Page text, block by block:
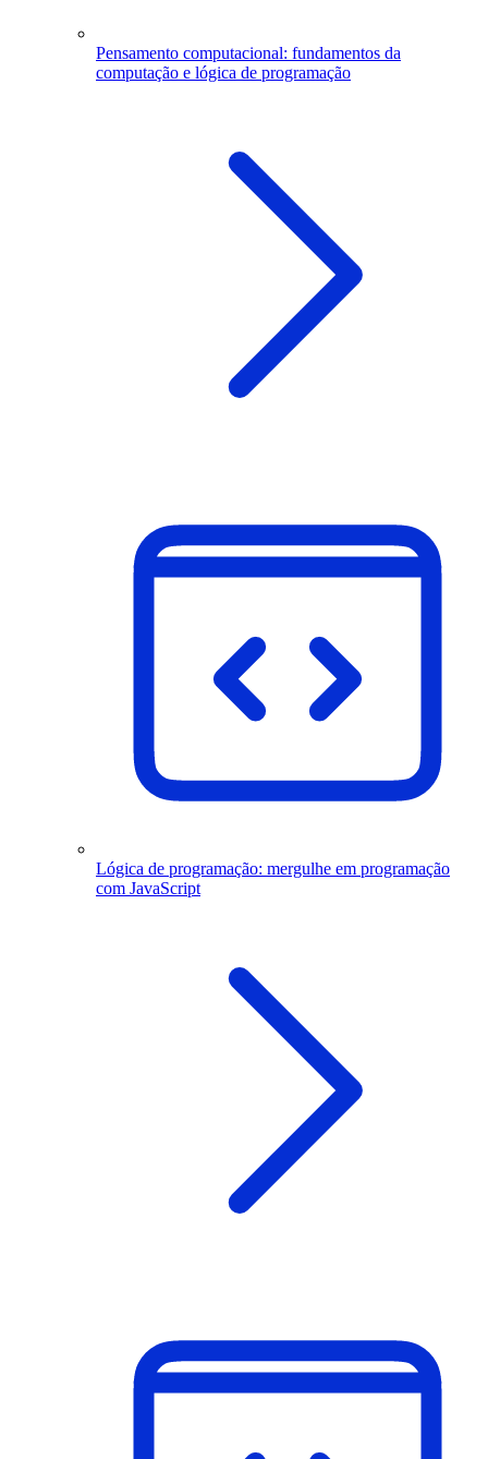
Pensamento computacional: fundamentos da
computação e lógica de programação
Lógica de programação: mergulhe em programação
com JavaScript